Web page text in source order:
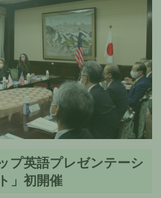
プ英語プレゼンテーシ
」初開催